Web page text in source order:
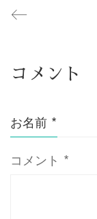
コメント
お名前 *
コメント *